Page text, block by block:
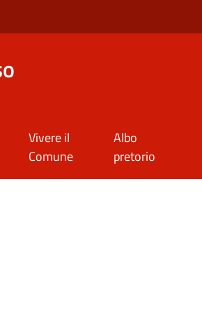
Vivere il
Comune
Albo
pretorio